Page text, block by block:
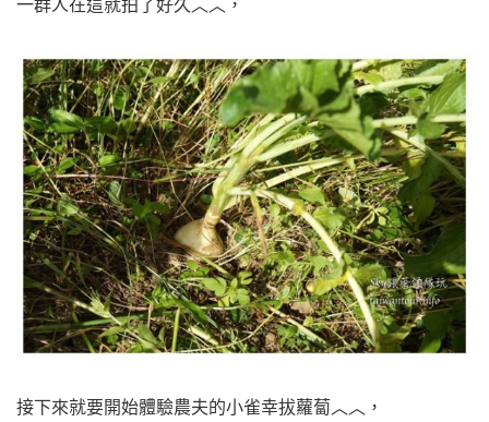
接下來就要開始體驗農夫的小雀幸拔蘿蔔︿︿，